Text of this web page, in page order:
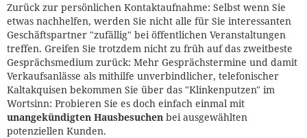
Zurück zur persönlichen Kontaktaufnahme: Selbst wenn Sie
etwas nachhelfen, werden Sie nicht alle für Sie interessanten
Geschäftspartner "zufällig" bei öffentlichen Veranstaltungen
treffen. Greifen Sie trotzdem nicht zu früh auf das zweitbeste
Gesprächsmedium zurück: Mehr Gesprächstermine und damit
Verkaufsanlässe als mithilfe unverbindlicher, telefonischer
Kaltakquisen bekommen Sie über das "Klinkenputzen" im
Wortsinn: Probieren Sie es doch einfach einmal mit
unangekündigten Hausbesuchen bei ausgewählten
potenziellen Kunden.